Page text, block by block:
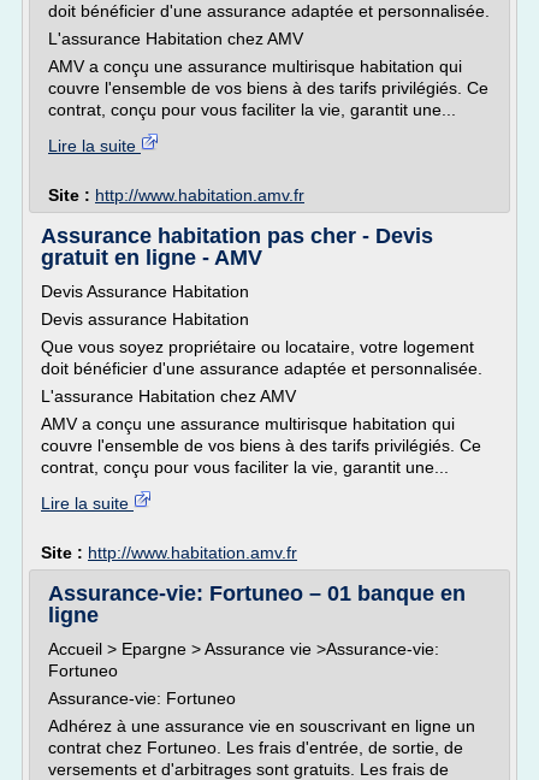
doit bénéficier d'une assurance adaptée et personnalisée.
L'assurance Habitation chez AMV
AMV a conçu une assurance multirisque habitation qui
couvre l'ensemble de vos biens à des tarifs privilégiés. Ce
contrat, conçu pour vous faciliter la vie, garantit une...
Lire la suite
Site : http://www.habitation.amv.fr
Assurance habitation pas cher - Devis
gratuit en ligne - AMV
Devis Assurance Habitation
Devis assurance Habitation
Que vous soyez propriétaire ou locataire, votre logement
doit bénéficier d'une assurance adaptée et personnalisée.
L'assurance Habitation chez AMV
AMV a conçu une assurance multirisque habitation qui
couvre l'ensemble de vos biens à des tarifs privilégiés. Ce
contrat, conçu pour vous faciliter la vie, garantit une...
Lire la suite
Site : http://www.habitation.amv.fr
Assurance-vie: Fortuneo – 01 banque en
ligne
Accueil > Epargne > Assurance vie >Assurance-vie:
Fortuneo
Assurance-vie: Fortuneo
Adhérez à une assurance vie en souscrivant en ligne un
contrat chez Fortuneo. Les frais d'entrée, de sortie, de
versements et d'arbitrages sont gratuits. Les frais de